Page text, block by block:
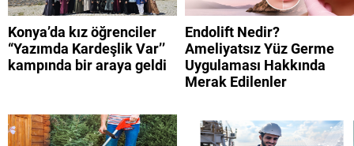
Konya’da kız öğrenciler
“Yazımda Kardeşlik Var’’
kampında bir araya geldi
Endolift Nedir?
Ameliyatsız Yüz Germe
Uygulaması Hakkında
Merak Edilenler